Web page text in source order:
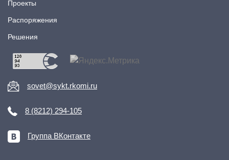
Проекты
Распоряжения
Решения
sovet@sykt.rkomi.ru
8 (8212) 294-105
Группа ВКонтакте